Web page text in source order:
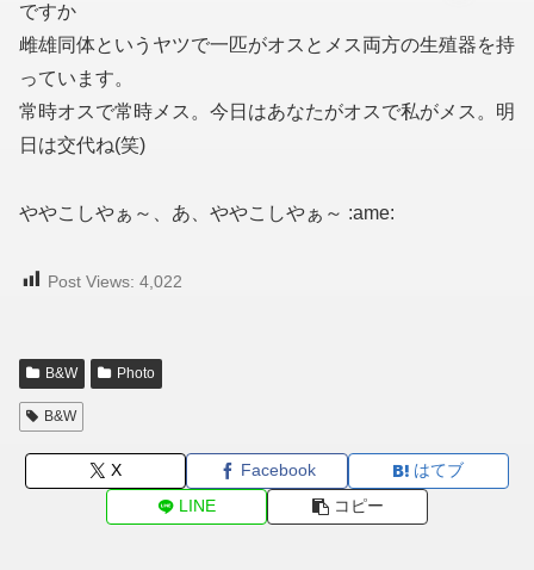
ですか
雌雄同体というヤツで一匹がオスとメス両方の生殖器を持
っています。
常時オスで常時メス。今日はあなたがオスで私がメス。明
日は交代ね(笑)
ややこしやぁ～、あ、ややこしやぁ～ :ame:
Post Views: 4,022
B&W Photo
B&W
X Facebook
はてブ
LINE
コピー